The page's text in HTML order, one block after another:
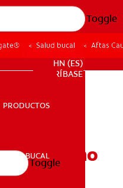
Toggle
SALUD BUCAL
HN (ES)
SUSCRÍBASE
PRODUCTOS
SALUD BUCAL
Toggle
Salud bucal Aftas
Cómo